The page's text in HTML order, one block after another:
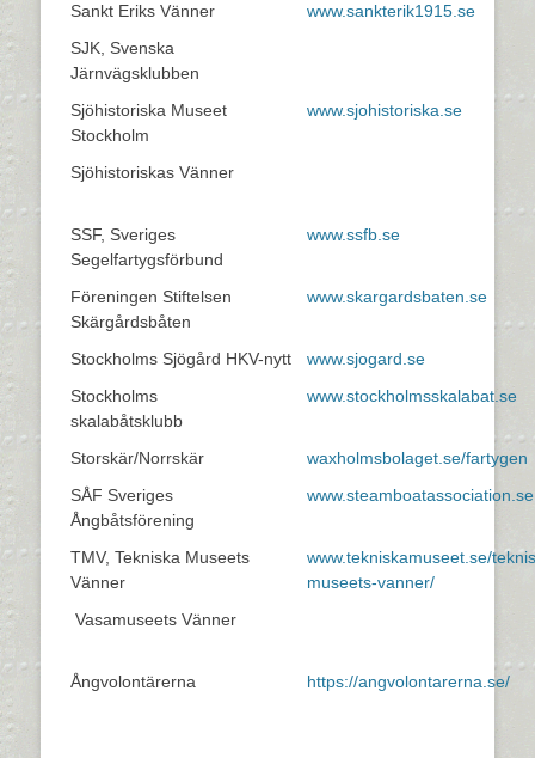
Sankt Eriks Vänner
www.sankterik1915.se
SJK, Svenska
Järnvägsklubben
Sjöhistoriska Museet
Stockholm
www.sjohistoriska.se
Sjöhistoriskas Vänner
SSF, Sveriges
Segelfartygsförbund
www.ssfb.se
Föreningen Stiftelsen
Skärgårdsbåten
www.skargardsbaten.se
Stockholms Sjögård HKV-nytt
www.sjogard.se
Stockholms
skalabåtsklubb
www.stockholmsskalabat.se
Storskär/Norrskär
waxholmsbolaget.se/fartygen
SÅF Sveriges
Ångbåtsförening
www.steamboatassociation.se
TMV, Tekniska Museets
Vänner
www.tekniskamuseet.se/
museets-vanner/
Vasamuseets Vänner
Ångvolontärerna https://angvolontarerna.se/